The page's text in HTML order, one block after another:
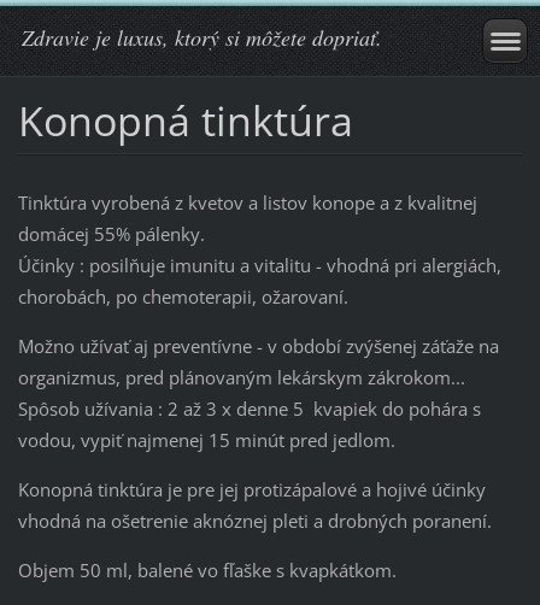
Zdravie je luxus, ktorý si môžete dopriať.
Konopná tinktúra
Tinktúra vyrobená z kvetov a listov konope a z kvalitnej
domácej 55% pálenky.
Účinky : posilňuje imunitu a vitalitu - vhodná pri alergiách,
chorobách, po chemoterapii, ožarovaní.
Možno užívať aj preventívne - v období zvýšenej záťaže na
organizmus, pred plánovaným lekárskym zákrokom...
Spôsob užívania : 2 až 3 x denne 5 kvapiek do pohára s
vodou, vypiť najmenej 15 minút pred jedlom.
Konopná tinktúra je pre jej protizápalové a hojivé účinky
vhodná na ošetrenie aknóznej pleti a drobných poranení.
Objem 50 ml, balené vo fľaške s kvapkátkom.